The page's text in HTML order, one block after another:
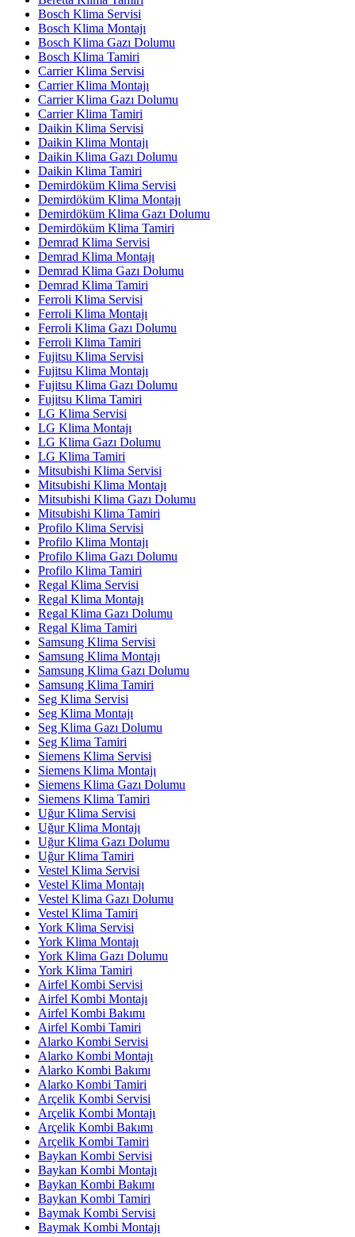
Bosch Klima Servisi
Bosch Klima Montajı
Bosch Klima Gazı Dolumu
Bosch Klima Tamiri
Carrier Klima Servisi
Carrier Klima Montajı
Carrier Klima Gazı Dolumu
Carrier Klima Tamiri
Daikin Klima Servisi
Daikin Klima Montajı
Daikin Klima Gazı Dolumu
Daikin Klima Tamiri
Demirdöküm Klima Servisi
Demirdöküm Klima Montajı
Demirdöküm Klima Gazı Dolumu
Demirdöküm Klima Tamiri
Demrad Klima Servisi
Demrad Klima Montajı
Demrad Klima Gazı Dolumu
Demrad Klima Tamiri
Ferroli Klima Servisi
Ferroli Klima Montajı
Ferroli Klima Gazı Dolumu
Ferroli Klima Tamiri
Fujitsu Klima Servisi
Fujitsu Klima Montajı
Fujitsu Klima Gazı Dolumu
Fujitsu Klima Tamiri
LG Klima Servisi
LG Klima Montajı
LG Klima Gazı Dolumu
LG Klima Tamiri
Mitsubishi Klima Servisi
Mitsubishi Klima Montajı
Mitsubishi Klima Gazı Dolumu
Mitsubishi Klima Tamiri
Profilo Klima Servisi
Profilo Klima Montajı
Profilo Klima Gazı Dolumu
Profilo Klima Tamiri
Regal Klima Servisi
Regal Klima Montajı
Regal Klima Gazı Dolumu
Regal Klima Tamiri
Samsung Klima Servisi
Samsung Klima Montajı
Samsung Klima Gazı Dolumu
Samsung Klima Tamiri
Seg Klima Servisi
Seg Klima Montajı
Seg Klima Gazı Dolumu
Seg Klima Tamiri
Siemens Klima Servisi
Siemens Klima Montajı
Siemens Klima Gazı Dolumu
Siemens Klima Tamiri
Uğur Klima Servisi
Uğur Klima Montajı
Uğur Klima Gazı Dolumu
Uğur Klima Tamiri
Vestel Klima Servisi
Vestel Klima Montajı
Vestel Klima Gazı Dolumu
Vestel Klima Tamiri
York Klima Servisi
York Klima Montajı
York Klima Gazı Dolumu
York Klima Tamiri
Airfel Kombi Servisi
Airfel Kombi Montajı
Airfel Kombi Bakımı
Airfel Kombi Tamiri
Alarko Kombi Servisi
Alarko Kombi Montajı
Alarko Kombi Bakımı
Alarko Kombi Tamiri
Arçelik Kombi Servisi
Arçelik Kombi Montajı
Arçelik Kombi Bakımı
Arçelik Kombi Tamiri
Baykan Kombi Servisi
Baykan Kombi Montajı
Baykan Kombi Bakımı
Baykan Kombi Tamiri
Baymak Kombi Servisi
Baymak Kombi Montajı